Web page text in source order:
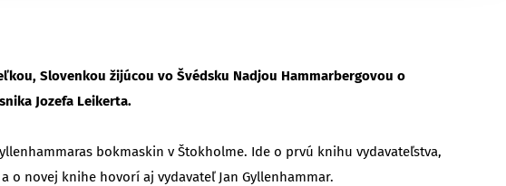
Slovenkou žijúcou vo Švédsku Nadjou Hammarbergovou o
Jozefa Leikerta.
bokmaskin v Štokholme. Ide o prvú knihu vydavateľstva,
novej knihe hovorí aj vydavateľ Jan Gyllenhammar.